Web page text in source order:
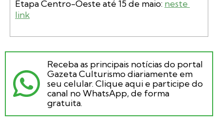
Etapa Centro-Oeste até 15 de maio: neste
link
Receba as principais notícias do portal
Gazeta Culturismo diariamente em
seu celular. Clique aqui e participe do
canal no WhatsApp, de forma
gratuita.